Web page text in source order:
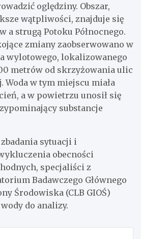
oględziny. Obszar,
wątpliwości, znajduje się
a strugą Potoku Północnego.
zmiany zaobserwowano w
wylotowego, lokalizowanego
metrów od skrzyżowania ulic
w tym miejscu miała
a w powietrzu unosił się
substancje
sytuacji i
obecności
specjaliści z
Badawczego Głównego
Środowiska (CLB GIOŚ)
do analizy.